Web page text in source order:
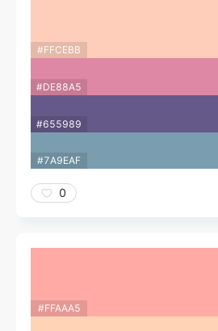
#FFCEBB
#DE88A5
#655989
#7A9EAF
0
#FFAAA5